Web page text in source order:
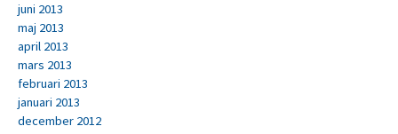
juni 2013
maj 2013
april 2013
mars 2013
februari 2013
januari 2013
december 2012